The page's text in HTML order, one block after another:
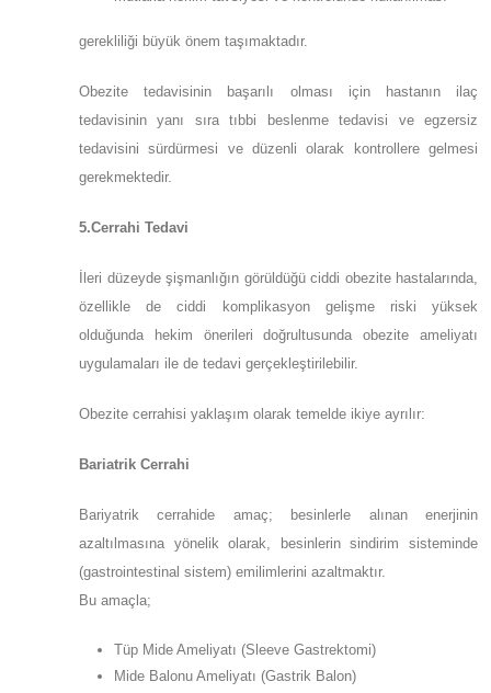
gerekliliği büyük önem taşımaktadır.
Obezite tedavisinin başarılı olması için hastanın ilaç
tedavisinin yanı sıra tıbbi beslenme tedavisi ve egzersiz
tedavisini sürdürmesi ve düzenli olarak kontrollere gelmesi
gerekmektedir.
5.Cerrahi Tedavi
İleri düzeyde şişmanlığın görüldüğü ciddi obezite hastalarında,
özellikle de ciddi komplikasyon gelişme riski yüksek
olduğunda hekim önerileri doğrultusunda obezite ameliyatı
uygulamaları ile de tedavi gerçekleştirilebilir.
Obezite cerrahisi yaklaşım olarak temelde ikiye ayrılır:
Bariatrik Cerrahi
Bariyatrik cerrahide amaç; besinlerle alınan enerjinin
azaltılmasına yönelik olarak, besinlerin sindirim sisteminde
(gastrointestinal sistem) emilimlerini azaltmaktır.
Bu amaçla;
Tüp Mide Ameliyatı (Sleeve Gastrektomi)
Mide Balonu Ameliyatı (Gastrik Balon)